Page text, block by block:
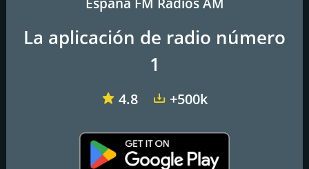
La aplicación de radio número
1
4.8 +500k